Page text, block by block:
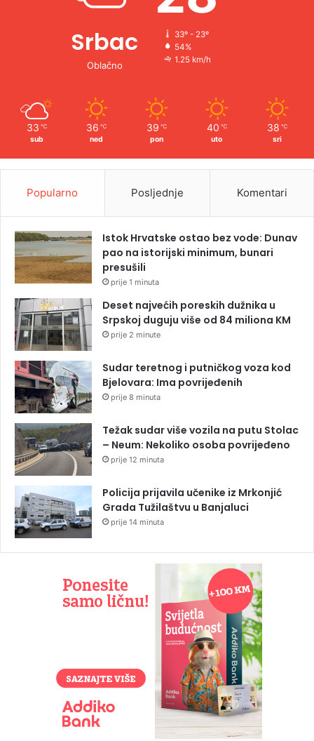
Srbac
Oblačno
33º - 23º
54%
1.25 km/h
33 ℃
sub
36 ℃
ned
39 ℃
pon
40 ℃
uto
38 ℃
sri
Popularno Posljednje Komentari
Istok Hrvatske ostao bez vode: Dunav
pao na istorijski minimum, bunari
presušili
prije 1 minuta
Deset najvećih poreskih dužnika u
Srpskoj duguju više od 84 miliona KM
prije 2 minute
Sudar teretnog i putničkog voza kod
Bjelovara: Ima povrijeđenih
prije 8 minuta
Težak sudar više vozila na putu Stolac
– Neum: Nekoliko osoba povrijeđeno
prije 12 minuta
Policija prijavila učenike iz Mrkonjić
Grada Tužilaštvu u Banjaluci
prije 14 minuta